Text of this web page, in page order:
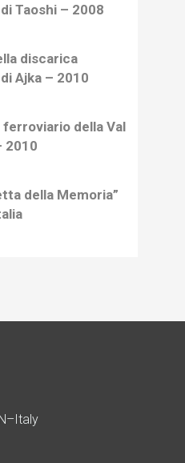
Taoshi – 2008
discarica
Ajka – 2010
della Val
2010
della Memoria”